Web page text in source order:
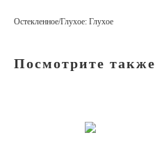
Остекленное/Глухое: Глухое
Посмотрите также